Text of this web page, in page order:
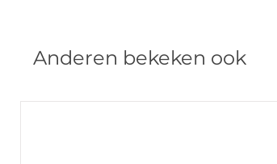
Anderen bekeken ook